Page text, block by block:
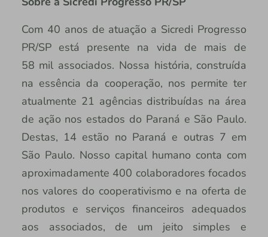
Com 40 anos de atuação a Sicredi Progresso
PR/SP está presente na vida de mais de
58 mil associados. Nossa história, construída
na essência da cooperação, nos permite ter
atualmente 21 agências distribuídas na área
de ação nos estados do Paraná e São Paulo.
Destas, 14 estão no Paraná e outras 7 em
São Paulo. Nosso capital humano conta com
aproximadamente 400 colaboradores focados
nos valores do cooperativismo e na oferta de
produtos e serviços financeiros adequados
aos associados, de um jeito simples e